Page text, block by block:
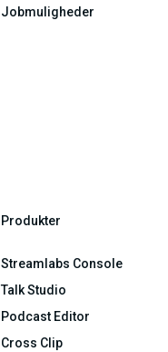
Jobmuligheder
Produkter
Streamlabs Console
Talk Studio
Podcast Editor
Cross Clip